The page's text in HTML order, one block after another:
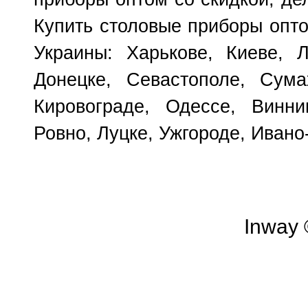
Купить столовые приборы
Украины: Харькове, Киеве,
Донецке, Севастополе,
Кировограде, Одессе,
Ровно, Луцке, Ужгороде,
Inway